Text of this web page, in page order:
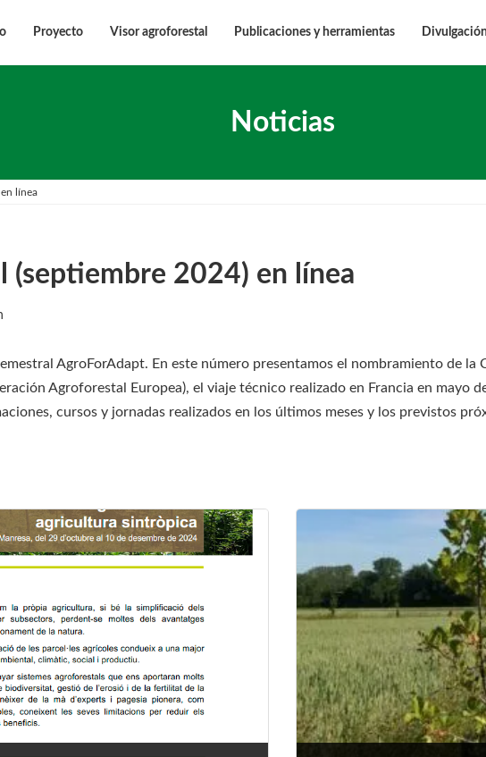
Proyecto Visor agroforestal Publicaciones y herramientas Divulgación
Noticias
línea
(septiembre 2024) en línea
AgroForAdapt. En este número presentamos el nombramiento de
Agroforestal Europea), el viaje técnico realizado en Francia en mayo
cursos y jornadas realizados en los últimos meses y los previstos